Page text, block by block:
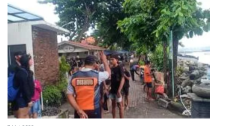
Dishub Denpasar pantau wisatawan saat Lebaran